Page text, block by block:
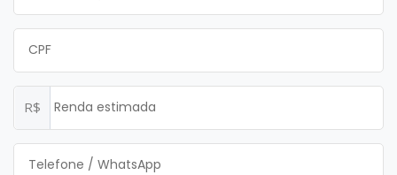
R$